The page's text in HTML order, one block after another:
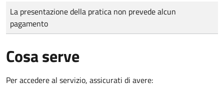
Tipo di pagamento
Importo
La presentazione della pratica non prevede alcun
pagamento
Cosa serve
Per accedere al servizio, assicurati di avere: